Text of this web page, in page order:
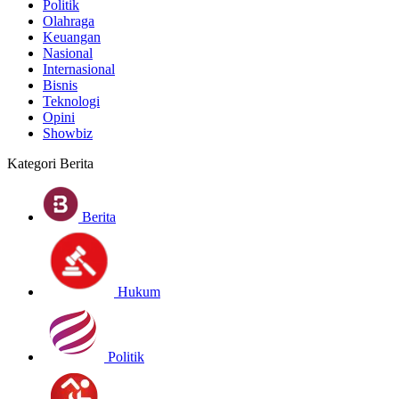
Politik
Olahraga
Keuangan
Nasional
Internasional
Bisnis
Teknologi
Opini
Showbiz
Kategori Berita
Berita
Hukum
Politik